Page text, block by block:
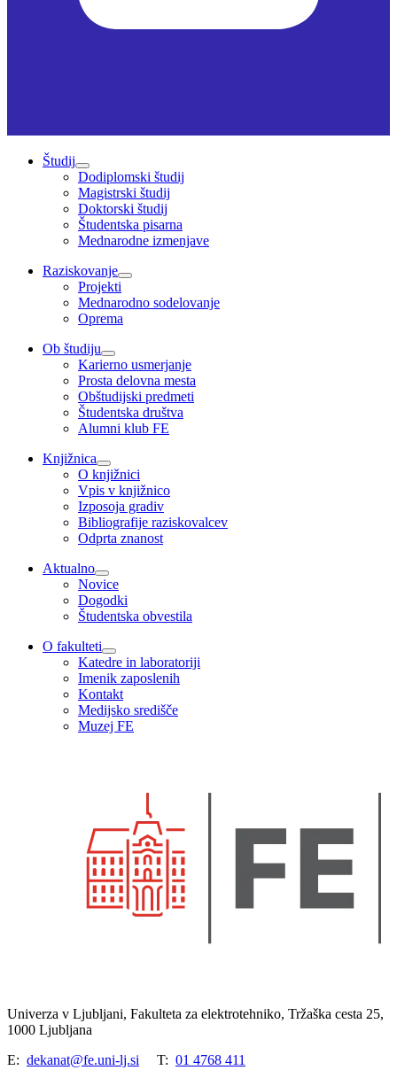
Študij
Dodiplomski študij
Magistrski študij
Doktorski študij
Študentska pisarna
Mednarodne izmenjave
Raziskovanje
Projekti
Mednarodno sodelovanje
Oprema
Ob študiju
Karierno usmerjanje
Prosta delovna mesta
Obštudijski predmeti
Študentska društva
Alumni klub FE
Knjižnica
O knjižnici
Vpis v knjižnico
Izposoja gradiv
Bibliografije raziskovalcev
Odprta znanost
Aktualno
Novice
Dogodki
Študentska obvestila
O fakulteti
Katedre in laboratoriji
Imenik zaposlenih
Kontakt
Medijsko središče
Muzej FE
Univerza v Ljubljani, Fakulteta za elektrotehniko, Tržaška cesta 25,
1000 Ljubljana
E: dekanat@fe.uni-lj.si T: 01 4768 411